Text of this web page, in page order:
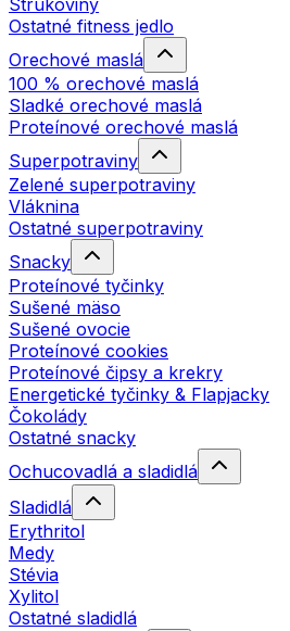
Strukoviny
Ostatné fitness jedlo
Orechové maslá
100 % orechové maslá
Sladké orechové maslá
Proteínové orechové maslá
Superpotraviny
Zelené superpotraviny
Vláknina
Ostatné superpotraviny
Snacky
Proteínové tyčinky
Sušené mäso
Sušené ovocie
Proteínové cookies
Proteínové čipsy a krekry
Energetické tyčinky & Flapjacky
Čokolády
Ostatné snacky
Ochucovadlá a sladidlá
Sladidlá
Erythritol
Medy
Stévia
Xylitol
Ostatné sladidlá